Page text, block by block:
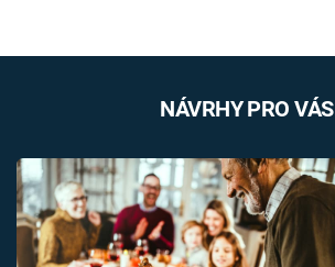
NÁVRHY PRO VÁS